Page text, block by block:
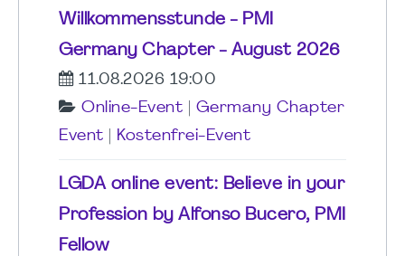
Willkommensstunde - PMI
Germany Chapter - August 2026
11.08.2026 19:00
Online-Event
Germany Chapter
Event
Kostenfrei-Event
LGDA online event: Believe in your
Profession by Alfonso Bucero, PMI
Fellow